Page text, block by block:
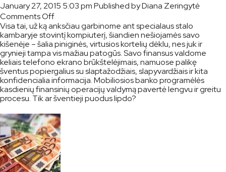
January 27, 2015 5:03 pmPublished byDiana Zeringytė
Comments Offon
Mobilioji
bankininkystė.
Patogu
viskas,
išskyrus
tiesą
Visa tai, už ką anksčiau garbinome ant specialaus stalo
kambaryje stovintį kompiuterį, šiandien nešiojamės savo
kišenėje – šalia piniginės, virtusios kortelių dėklu, nes juk ir
grynieji tampa vis mažiau patogūs. Savo finansus valdome
keliais telefono ekrano brūkštelėjimais, namuose palikę
šventus popiergalius su slaptažodžiais, slapyvardžiais ir kita
konfidencialia informacija. Mobiliosios banko programėlės
kasdienių finansinių operacijų valdymą pavertė lengvu ir greitu
procesu. Tik ar šventieji puodus lipdo?